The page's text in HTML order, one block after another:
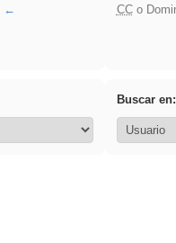
CCo
Buscar en: